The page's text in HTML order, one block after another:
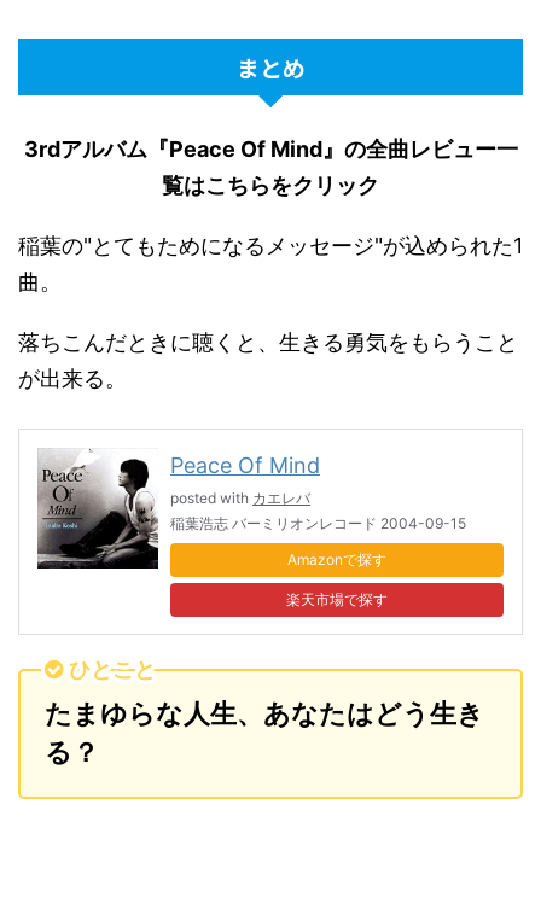
まとめ
3rdアルバム『Peace Of Mind』の全曲レビュー一
覧はこちらをクリック
稲葉の"とてもためになるメッセージ"が込められた1
曲。
落ちこんだときに聴くと、生きる勇気をもらうこと
が出来る。
Peace Of Mind
posted with カエレバ
稲葉浩志 バーミリオンレコード 2004-09-15
Amazon
楽天市場
ひとこと
たまゆらな人生、あなたはどう生き
る？